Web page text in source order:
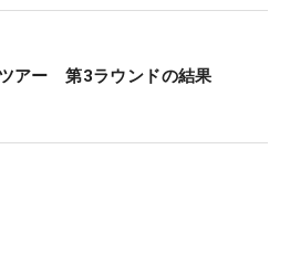
2センチで長野に及ばず、逆
大トリの石川だけとなった。
って戻せないので、どうし
は戻せなかったけど）、僕
アー 第3ラウンドの結果